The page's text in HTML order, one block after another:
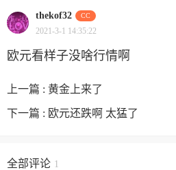
thekof32 CC
2021-3-1 14:35:22
欧元看样子没啥行情啊
上一篇 : 黄金上来了
下一篇 : 欧元还跌啊 太猛了
全部评论 1